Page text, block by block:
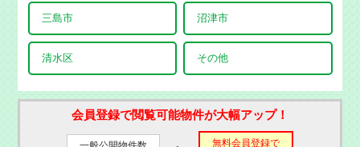
三島市 沼津市
清水区 その他
会員登録で閲覧可能物件が大幅アップ！
無料会員登録で